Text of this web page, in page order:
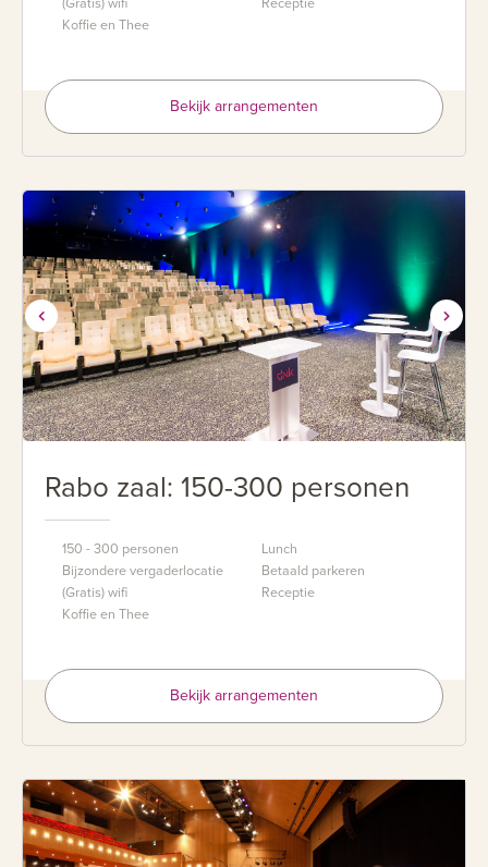
Koffie en Thee
Bekijk arrangementen
Rabo zaal: 150-300 personen
150 - 300 personen
Bijzondere vergaderlocatie
(Gratis) wifi
Koffie en Thee
Lunch
Betaald parkeren
Receptie
Bekijk arrangementen